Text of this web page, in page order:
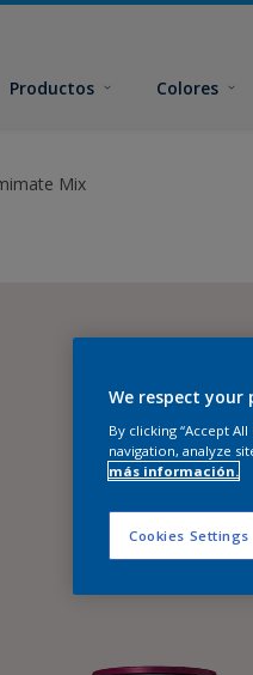
Productos Colores
Mix
We respect your
By clicking “Accept
navigation, analyze
más información.
Cookies Settings